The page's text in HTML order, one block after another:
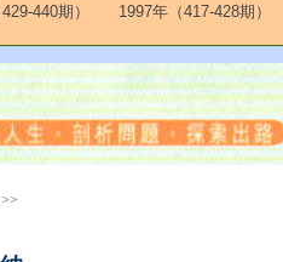
440期）
1997年（417-428期）